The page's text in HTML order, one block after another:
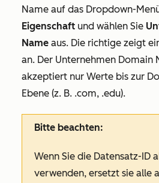
Name auf das Dropdown-
Eigenschaft und wählen Sie
Name aus. Die richtige zeigt
an. Der Unternehmen Domain
akzeptiert nur Werte bis zur
Ebene (z. B. .com, .edu).
Bitte beachten:
Wenn Sie die Datensatz-ID
verwenden, ersetzt sie alle